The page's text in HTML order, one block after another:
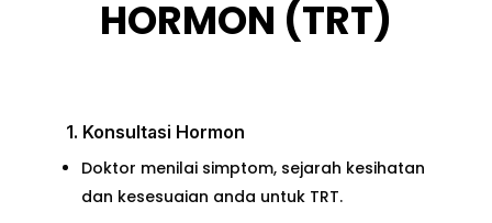
HORMON (TRT)
1. Konsultasi Hormon
Doktor menilai simptom, sejarah kesihatan
dan kesesuaian anda untuk TRT.